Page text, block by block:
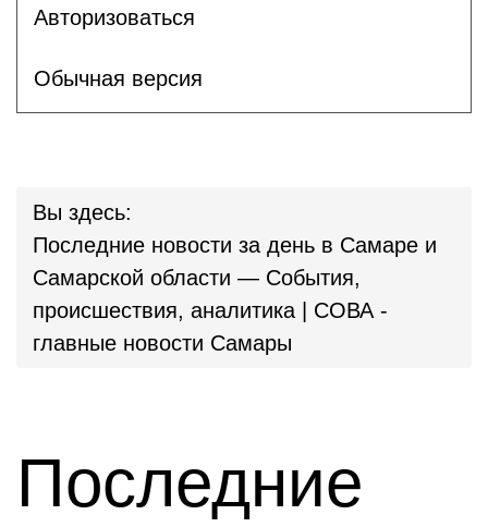
Авторизоваться
Обычная версия
Вы здесь:
Последние новости за день в Самаре и
Самарской области — События,
происшествия, аналитика | СОВА -
главные новости Самары
Последние